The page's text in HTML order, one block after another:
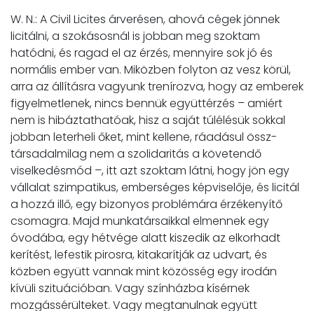
W. N.: A Civil Licites árverésen, ahová cégek jönnek
licitálni, a szokásosnál is jobban meg szoktam
hatódni, és ragad el az érzés, mennyire sok jó és
normális ember van. Miközben folyton az vesz körül,
arra az állításra vagyunk trenírozva, hogy az emberek
figyelmetlenek, nincs bennük együttérzés – amiért
nem is hibáztathatóak, hisz a saját túlélésük sokkal
jobban leterheli őket, mint kellene, ráadásul össz-
társadalmilag nem a szolidaritás a követendő
viselkedésmód –, itt azt szoktam látni, hogy jön egy
vállalat szimpatikus, emberséges képviselője, és licitál
a hozzá illő, egy bizonyos problémára érzékenyítő
csomagra. Majd munkatársaikkal elmennek egy
óvodába, egy hétvége alatt kiszedik az elkorhadt
kerítést, lefestik pirosra, kitakarítják az udvart, és
közben együtt vannak mint közösség egy irodán
kívüli szituációban. Vagy színházba kísérnek
mozgássérülteket. Vagy megtanulnak együtt